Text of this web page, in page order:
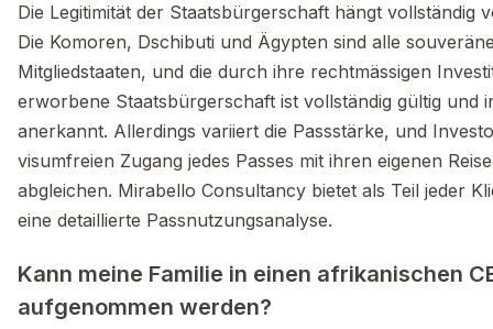
Die Legitimität der Staatsbürgerschaft hängt vollständig
Die Komoren, Dschibuti und Ägypten sind alle
Mitgliedstaaten, und die durch ihre rechtmässigen
erworbene Staatsbürgerschaft ist vollständig gültig und
anerkannt. Allerdings variiert die Passstärke, und
visumfreien Zugang jedes Passes mit ihren eigenen
abgleichen. Mirabello Consultancy bietet als Teil jeder
eine detaillierte Passnutzungsanalyse.
Kann meine Familie in einen afrikanischen
aufgenommen werden?